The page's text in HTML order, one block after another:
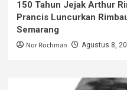
150 Tahun Jejak Arthur
Prancis Luncurkan
Semarang
Nor Rochman Agustus 8,